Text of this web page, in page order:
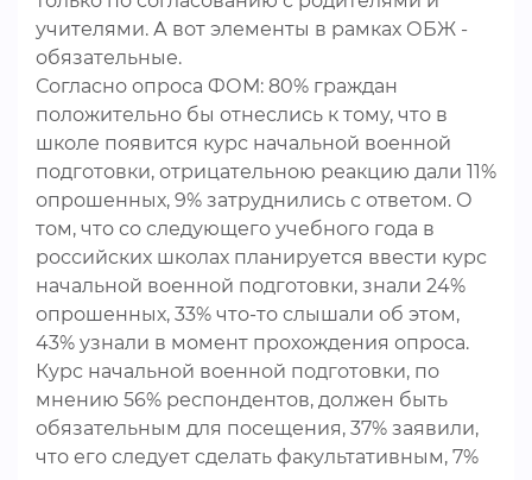
учителями. А вот элементы в рамках ОБЖ -
обязательные.
Согласно опроса ФОМ: 80% граждан
положительно бы отнеслись к тому, что в
школе появится курс начальной военной
подготовки, отрицательною реакцию дали 11%
опрошенных, 9% затруднились с ответом. О
том, что со следующего учебного года в
российских школах планируется ввести курс
начальной военной подготовки, знали 24%
опрошенных, 33% что-то слышали об этом,
43% узнали в момент прохождения опроса.
Курс начальной военной подготовки, по
мнению 56% респондентов, должен быть
обязательным для посещения, 37% заявили,
что его следует сделать факультативным, 7%